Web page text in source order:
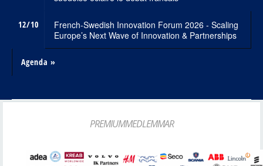
12/10
French-Swedish Innovation Forum 2026 - Scaling
Europe’s Next Wave of Innovation & Partnerships
Agenda »
PREMIUMMEDLEMMAR